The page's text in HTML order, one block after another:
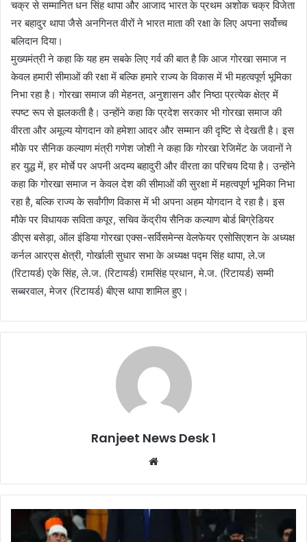
चक्र से सम्मानित धन सिंह थापा और आजाद भारत के प्रथम अशोक चक्र विजेता
नर बहादुर थापा जैसे अनगिनत वीरों ने भारत माता की रक्षा के लिए अपना सर्वोच्च
बलिदान दिया।
मुख्यमंत्री ने कहा कि यह हम सबके लिए गर्व की बात है कि आज गोरखा समाज न
केवल हमारी सीमाओं की रक्षा में बल्कि हमारे राज्य के विकास में भी महत्वपूर्ण भूमिका
निभा रहा है। गोरखा समाज की मेहनत, अनुशासन और निष्ठा प्रत्येक क्षेत्र में
स्पष्ट रूप से झलकती है। उन्होंने कहा कि प्रदेश सरकार भी गोरखा समाज की
वीरता और अमूल्य योगदान को हमेशा आदर और सम्मान की दृष्टि से देखती है। इस
मौके पर सैनिक कल्याण मंत्री गणेश जोशी ने कहा कि गोरखा रेजिमेंट के जवानों ने
हर युद्ध में, हर मोर्चे पर अपनी अदम्य बहादुरी और वीरता का परिचय दिया है। उन्होंने
कहा कि गोरखा समाज न केवल देश की सीमाओं की सुरक्षा में महत्वपूर्ण भूमिका निभा
रहा है, बल्कि राज्य के सर्वांगीण विकास में भी अपना अहम योगदान दे रहा है। इस
मौके पर विधायक सविता कपूर, सचिव केंद्रीय सैनिक कल्याण बोर्ड बिग्रेडियर
डीएस बसेड़ा, ऑल इंडिया गोरखा एक्स-सर्विसमेन्स वेलफेयर एसोसिएशन के अध्यक्ष
कर्नल आरएस क्षेत्री, गोर्खाली सुधार सभा के अध्यक्ष पद्म सिंह थापा, ले.ज
(रिटायर्ड) एके सिंह, ले.ज. (रिटायर्ड) रामसिंह प्रधान, मे.ज. (रिटायर्ड) सम्मी
सब्बरवाल, मेजर (रिटायर्ड) बीएस थापा शामिल हुए।
Ranjeet News Desk 1
te